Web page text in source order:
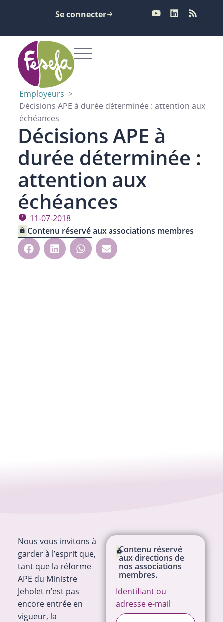
Se connecter
Employeurs >
Décisions APE à durée déterminée : attention aux
échéances
Décisions APE à
durée déterminée :
attention aux
échéances
11-07-2018
Contenu réservé aux associations membres
Nous vous invitons à
garder à l’esprit que,
tant que la réforme
APE du Ministre
Jeholet n’est pas
encore entrée en
vigueur, la
Contenu réservé
aux directions de
nos associations
membres.
Identifiant ou
adresse e-mail